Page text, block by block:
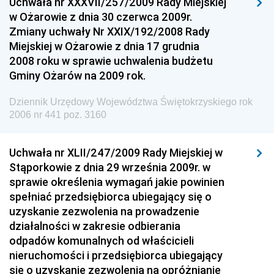
Dziennik Urzędowy Urzędu Ochrony Konkurencji i
Konsumentów
Dziennik Urzędowy Ministra Pracy i Polityki
Społecznej
Dziennik Urzędowy Urzędu Lotnictwa Cywilnego
Dziennik Urzędowy Ministerstwa Hutnictwa i
Przemysłu Maszynowego
Dziennik Urzędowy Ministerstwa Zdrowia i Opieki
Społecznej
Dziennik Urzędowy Ministerstwa Rolnictwa, Leśnictwa
i Gospodarki Żywnościowej
Dziennik Urzędowy Ministra Spraw Wewnętrznych
w Ożarowie z dnia 30 czerwca 2009r.
Zmiany uchwały Nr XXIX/192/2008 Rady
Miejskiej w Ożarowie z dnia 17 grudnia
2008 roku w sprawie uchwalenia budżetu
Gminy Ożarów na 2009 rok.
Dziennik Urzędowy Województwa Świętokrzyskiego rok
2006 nr 441 poz. 3160
Uchwała nr XLII/247/2009 Rady Miejskiej w
Stąporkowie z dnia 29 września 2009r. w
sprawie określenia wymagań jakie powinien
spełniać przedsiębiorca ubiegający się o
uzyskanie zezwolenia na prowadzenie
działalności w zakresie odbierania
odpadów komunalnych od właścicieli
nieruchomości i przedsiębiorca ubiegający
się o uzyskanie zezwolenia na opróżnianie